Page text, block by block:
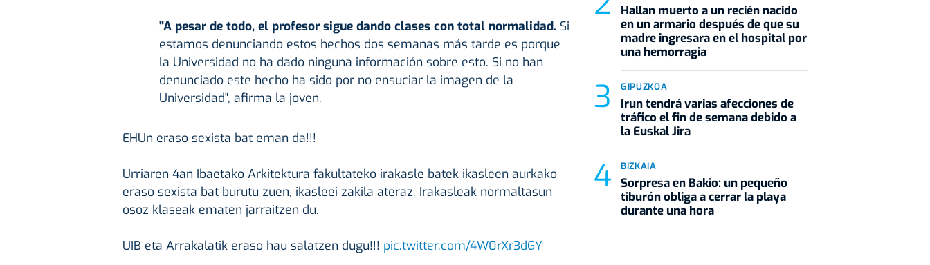
"A pesar de todo, el profesor sigue dando clases con total normalidad. Si
estamos denunciando estos hechos dos semanas más tarde es porque
la Universidad no ha dado ninguna información sobre esto. Si no han
denunciado este hecho ha sido por no ensuciar la imagen de la
Universidad", afirma la joven.
EHUn eraso sexista bat eman da!!!
Urriaren 4an Ibaetako Arkitektura fakultateko irakasle batek ikasleen aurkako
eraso sexista bat burutu zuen, ikasleei zakila ateraz. Irakasleak normaltasun
osoz klaseak ematen jarraitzen du.
UIB eta Arrakalatik eraso hau salatzen dugu!!! pic.twitter.com/4W0rXr3dGY
Hallan muerto a un recién nacido
en un armario después de que su
madre ingresara en el hospital por
una hemorragia
GIPUZKOA
Irun tendrá varias afecciones de
tráfico el fin de semana debido a
la Euskal Jira
BIZKAIA
Sorpresa en Bakio: un pequeño
tiburón obliga a cerrar la playa
durante una hora